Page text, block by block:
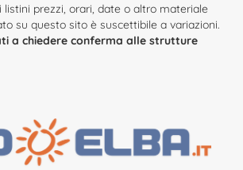
listini prezzi, orari, date o altro materiale
su questo sito è suscettibile a variazioni.
a chiedere conferma alle strutture